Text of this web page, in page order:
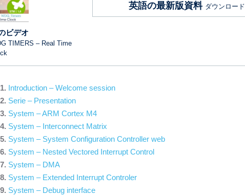
ビデオ
TIMERS – Real Time
英語の最新版資料 ダウンロード
Introduction – Welcome session
Serie – Presentation
System – ARM Cortex M4
System – Interconnect Matrix
System – System Configuration Controller web
System – Nested Vectored Interrupt Control
System – DMA
System – Extended Interrupt Controler
System – Debug interface